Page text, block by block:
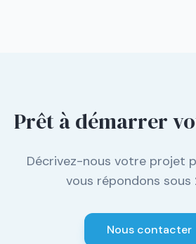
Prêt à démarrer
Décrivez-nous votre projet
vous répondons sous
Nous contacter